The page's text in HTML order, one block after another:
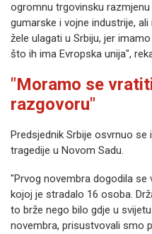
ogromnu trgovinsku
gumarske i vojne industrije,
žele ulagati u Srbiju, jer
što ih ima Evropska unija",
"Moramo se
razgovoru"
Predsjednik Srbije osvrnuo se
tragedije u Novom Sadu.
"Prvog novembra dogodila se
kojoj je stradalo 16 osoba.
to brže nego bilo gdje u
novembra, prisustvovali smo